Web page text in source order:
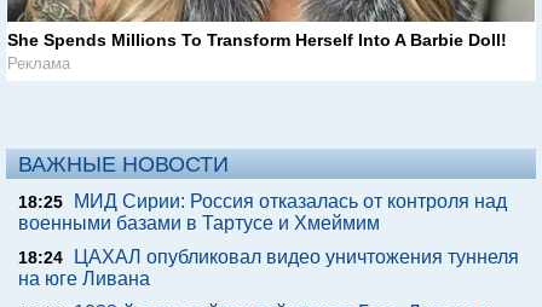
She Spends Millions To Transform Herself Into A Barbie Doll!
Реклама
ВАЖНЫЕ НОВОСТИ
18:25
МИД Сирии: Россия отказалась от контроля над
военными базами в Тартусе и Хмеймим
18:24
ЦАХАЛ опубликовал видео уничтожения туннеля
на юге Ливана